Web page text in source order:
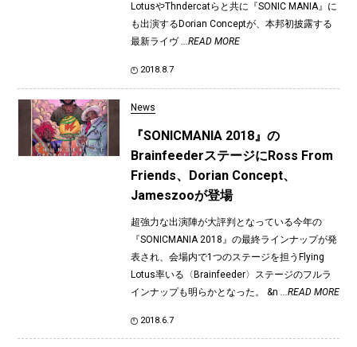
LotusやThndercatらと共に『SONIC MANIA』に
も出演するDorian Conceptが、本邦初披露する
最新ライヴ...READ MORE
2018.8.7
News
『SONICMANIA 2018』の
BrainfeederステージにRoss From
Friends、Dorian Concept、
Jameszooが登場
超強力な出演陣が大評判となっている今年の
『SONICMANIA 2018』の最終ラインナップが発
表され、会場内で1つのステージを担うFlying
Lotus率いる〈Brainfeeder〉ステージのフルラ
インナップも明らかとなった。 &n
...READ MORE
2018.6.7